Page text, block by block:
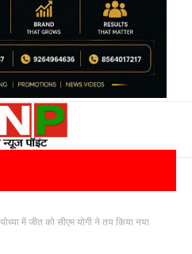
में जीत को सीएम योगी ने तय किया नया